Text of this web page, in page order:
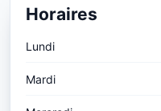
Horaires
Lundi
Mardi